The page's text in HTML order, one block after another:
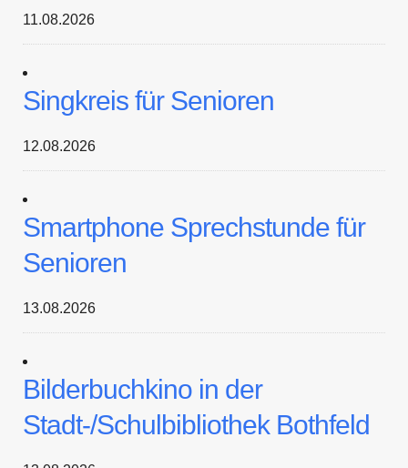
11.08.2026
Singkreis für Senioren
12.08.2026
Smartphone Sprechstunde für
Senioren
13.08.2026
Bilderbuchkino in der
Stadt-/Schulbibliothek Bothfeld